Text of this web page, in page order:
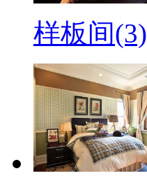
样板间(3)